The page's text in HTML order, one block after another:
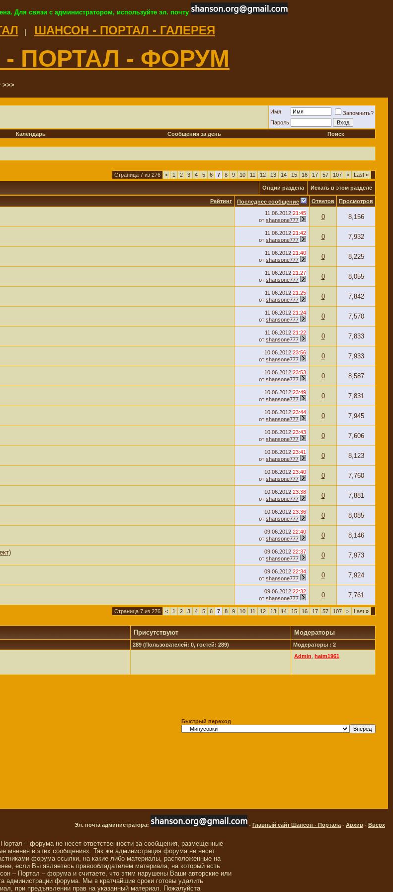
Для связи с администратором, используйте эл. почту
ШАНСОН - ПОРТАЛ - ГАЛЕРЕЯ
ПОРТАЛ - ФОРУМ
>>>
Имя
Запомнить?
Пароль
Календарь Сообщения за день Поиск
Страница 7 из 276 < 1 2 3 4 5 6 7 8 9 10 11 12 13 14 15 16 17 57 107 > Last »
Опции раздела Искать в этом разделе
Рейтинг Последнее сообщение Ответов Просмотров
11.06.2012 21:45
от shansone777 0 8,156
11.06.2012 21:42
от shansone777 0 7,932
11.06.2012 21:40
от shansone777 0 8,225
11.06.2012 21:27
от shansone777 0 8,055
11.06.2012 21:25
от shansone777 0 7,842
11.06.2012 21:24
от shansone777 0 7,570
11.06.2012 21:22
от shansone777 0 7,833
10.06.2012 23:56
от shansone777 0 7,933
10.06.2012 23:53
от shansone777 0 8,587
10.06.2012 23:49
от shansone777 0 7,831
10.06.2012 23:44
от shansone777 0 7,945
10.06.2012 23:43
от shansone777 0 7,606
10.06.2012 23:41
от shansone777 0 8,123
10.06.2012 23:40
от shansone777 0 7,760
10.06.2012 23:38
от shansone777 0 7,881
10.06.2012 23:36
от shansone777 0 8,085
09.06.2012 22:40
от shansone777 0 8,146
09.06.2012 22:37
от shansone777 0 7,973
09.06.2012 22:34
от shansone777 0 7,924
09.06.2012 22:32
от shansone777 0 7,761
Страница 7 из 276 < 1 2 3 4 5 6 7 8 9 10 11 12 13 14 15 16 17 57 107 > Last »
Присутствуют Модераторы
289 (Пользователей: 0, гостей: 289) Модераторы : 2
Admin haim1961
Быстрый переход
Эл. почта администратора: - Главный сайт Шансон - Портала - Архив - Вверх
– форума не несет ответственности за сообщения, размещенные
мнения в этих сообщениях. Так же администрация форума не несет
форума ссылки, на какие либо материалы, расположенные на
если Вы являетесь правообладателем материала, на который есть
– Портал – форума и считаете, что этим нарушены Ваши авторские или
администрации форума. Мы в кратчайшие сроки готовы удалить
при предъявлении прав на указанный материал. Пожалуйста